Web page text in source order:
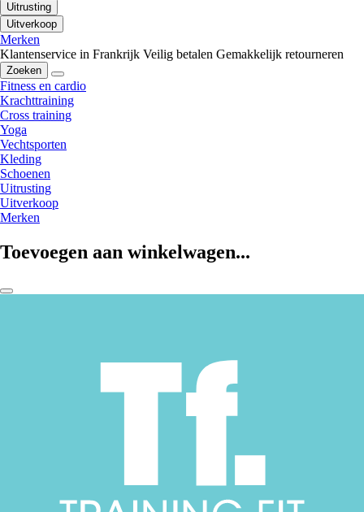
Uitrusting
Uitverkoop
Merken
Klantenservice in Frankrijk Veilig betalen Gemakkelijk retourneren
Zoeken
Fitness en cardio
Krachttraining
Cross training
Yoga
Vechtsporten
Kleding
Schoenen
Uitrusting
Uitverkoop
Merken
Toevoegen aan winkelwagen...